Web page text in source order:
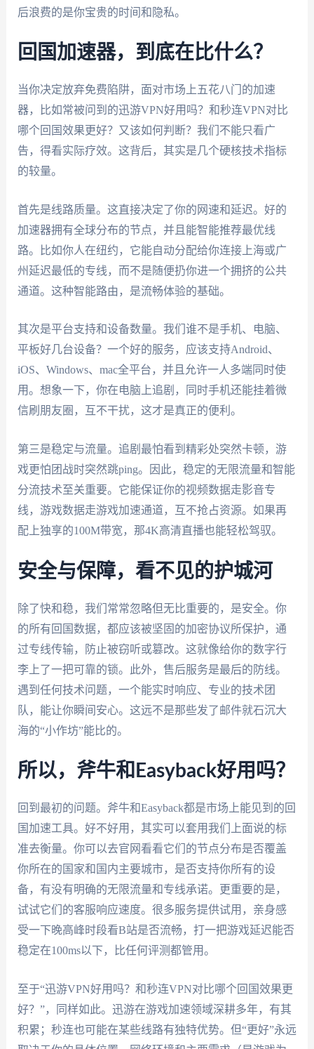
后浪费的是你宝贵的时间和隐私。
回国加速器，到底在比什么？
当你决定放弃免费陷阱，面对市场上五花八门的加速
器，比如常被问到的迅游VPN好用吗？和秒连VPN对比
哪个回国效果更好？又该如何判断？我们不能只看广
告，得看实际疗效。这背后，其实是几个硬核技术指标
的较量。
首先是线路质量。这直接决定了你的网速和延迟。好的
加速器拥有全球分布的节点，并且能智能推荐最优线
路。比如你人在纽约，它能自动分配给你连接上海或广
州延迟最低的专线，而不是随便扔你进一个拥挤的公共
通道。这种智能路由，是流畅体验的基础。
其次是平台支持和设备数量。我们谁不是手机、电脑、
平板好几台设备？一个好的服务，应该支持Android、
iOS、Windows、mac全平台，并且允许一人多端同时使
用。想象一下，你在电脑上追剧，同时手机还能挂着微
信刷朋友圈，互不干扰，这才是真正的便利。
第三是稳定与流量。追剧最怕看到精彩处突然卡顿，游
戏更怕团战时突然跳ping。因此，稳定的无限流量和智能
分流技术至关重要。它能保证你的视频数据走影音专
线，游戏数据走游戏加速通道，互不抢占资源。如果再
配上独享的100M带宽，那4K高清直播也能轻松驾驭。
安全与保障，看不见的护城河
除了快和稳，我们常常忽略但无比重要的，是安全。你
的所有回国数据，都应该被坚固的加密协议所保护，通
过专线传输，防止被窃听或篡改。这就像给你的数字行
李上了一把可靠的锁。此外，售后服务是最后的防线。
遇到任何技术问题，一个能实时响应、专业的技术团
队，能让你瞬间安心。这远不是那些发了邮件就石沉大
海的“小作坊”能比的。
所以，斧牛和Easyback好用吗？
回到最初的问题。斧牛和Easyback都是市场上能见到的回
国加速工具。好不好用，其实可以套用我们上面说的标
准去衡量。你可以去官网看看它们的节点分布是否覆盖
你所在的国家和国内主要城市，是否支持你所有的设
备，有没有明确的无限流量和专线承诺。更重要的是，
试试它们的客服响应速度。很多服务提供试用，亲身感
受一下晚高峰时段看B站是否流畅，打一把游戏延迟能否
稳定在100ms以下，比任何评测都管用。
至于“迅游VPN好用吗？和秒连VPN对比哪个回国效果更
好？”，同样如此。迅游在游戏加速领域深耕多年，有其
积累；秒连也可能在某些线路有独特优势。但“更好”永远